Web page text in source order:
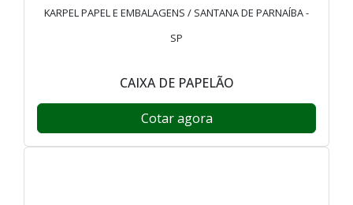
KARPEL PAPEL E EMBALAGENS / SANTANA DE PARNAÍBA -
SP
CAIXA DE PAPELÃO
Cotar agora